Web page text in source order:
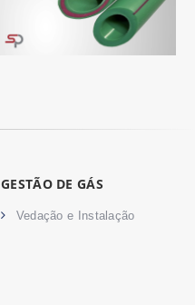
GESTÃO DE GÁS
Vedação e Instalação